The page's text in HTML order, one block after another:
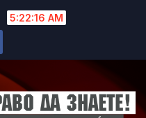
5:22:18 AM